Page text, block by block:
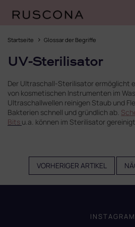
InhaltStartseite Glossar der Begriffe
UV-Sterilisator
Der Ultraschall-Sterilisator ermöglicht
von kosmetischen Instrumenten im
Ultraschallwellen reinigen Staub und
Bakterien schnell und gründlich ab.
Bits u.a. können im Sterilisator
VORHERIGER ARTIKEL
INSTAGRAM